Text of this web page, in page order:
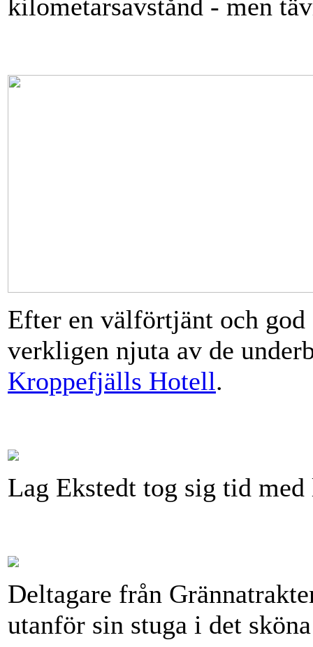
kilometarsavstånd - men
Efter en välförtjänt och god
verkligen njuta av de
Kroppefjälls Hotell.
Lag Ekstedt tog sig tid
Deltagare från
utanför sin stuga i det